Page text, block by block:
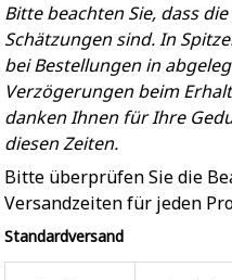
Bitte beachten Sie, dass
Schätzungen sind. In
bei Bestellungen in
Verzögerungen beim
danken Ihnen für Ihre
diesen Zeiten.
Bitte überprüfen Sie die
Versandzeiten für jeden
Standardversand